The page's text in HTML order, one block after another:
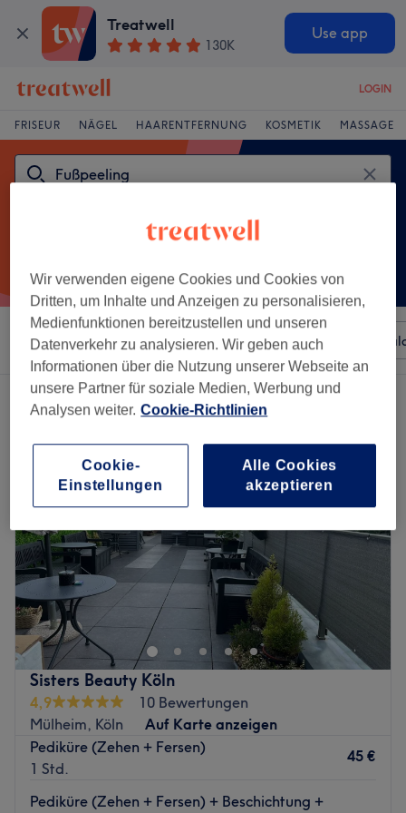
Treatwell
130K
Use app
LOGIN
FRISEUR NÄGEL HAARENTFERNUNG KOSMETIK MASSAGE
Sortieren nach Beliebiger Preis Besonderheiten
Ein Salon, der anbietet:fußpeeling in Mülheim, Köln
Sisters Beauty Köln
4,9
10 Bewertungen
Mülheim, Köln
Auf Karte anzeigen
Pediküre (Zehen + Fersen)
1 Std.
45 €
Pediküre (Zehen + Fersen) + Beschichtung +
Wir verwenden eigene Cookies und Cookies von
Dritten, um Inhalte und Anzeigen zu personalisieren,
Medienfunktionen bereitzustellen und unseren
Datenverkehr zu analysieren. Wir geben auch
Informationen über die Nutzung unserer Webseite an
unsere Partner für soziale Medien, Werbung und
Analysen weiter. Cookie-Richtlinien
Cookie-
Einstellungen
Alle Cookies
akzeptieren